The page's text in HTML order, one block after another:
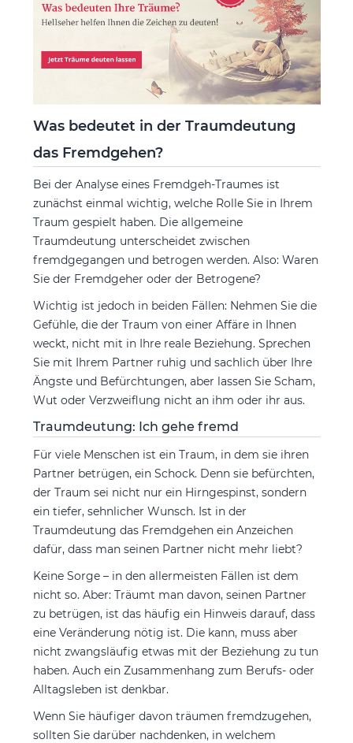
Was bedeutet in der Traumdeutung
das Fremdgehen?
Bei der Analyse eines Fremdgeh-Traumes ist
zunächst einmal wichtig, welche Rolle Sie in Ihrem
Traum gespielt haben. Die allgemeine
Traumdeutung unterscheidet zwischen
fremdgegangen und betrogen werden. Also: Waren
Sie der Fremdgeher oder der Betrogene?
Wichtig ist jedoch in beiden Fällen: Nehmen Sie die
Gefühle, die der Traum von einer Affäre in Ihnen
weckt, nicht mit in Ihre reale Beziehung. Sprechen
Sie mit Ihrem Partner ruhig und sachlich über Ihre
Ängste und Befürchtungen, aber lassen Sie Scham,
Wut oder Verzweiflung nicht an ihm oder ihr aus.
Traumdeutung: Ich gehe fremd
Für viele Menschen ist ein Traum, in dem sie ihren
Partner betrügen, ein Schock. Denn sie befürchten,
der Traum sei nicht nur ein Hirngespinst, sondern
ein tiefer, sehnlicher Wunsch. Ist in der
Traumdeutung das Fremdgehen ein Anzeichen
dafür, dass man seinen Partner nicht mehr liebt?
Keine Sorge – in den allermeisten Fällen ist dem
nicht so. Aber: Träumt man davon, seinen Partner
zu betrügen, ist das häufig ein Hinweis darauf, dass
eine Veränderung nötig ist. Die kann, muss aber
nicht zwangsläufig etwas mit der Beziehung zu tun
haben. Auch ein Zusammenhang zum Berufs- oder
Alltagsleben ist denkbar.
Wenn Sie häufiger davon träumen fremdzugehen,
sollten Sie darüber nachdenken, in welchem